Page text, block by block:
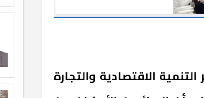
الشيخ (صور)
الاقتصادية والتجارة